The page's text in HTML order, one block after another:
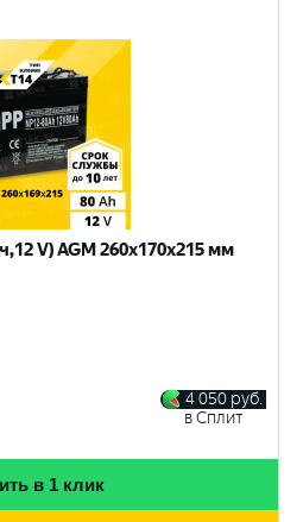
V) AGM 260x170x215 мм
4 050 руб.
в Сплит
в 1 клик